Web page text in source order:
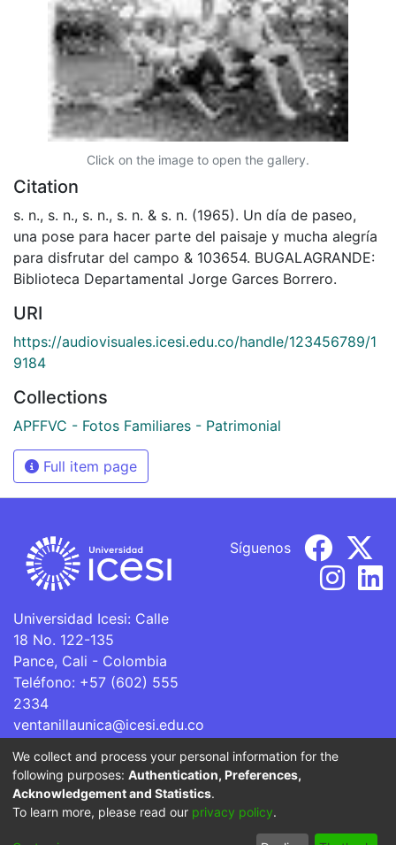
Click on the image to open the gallery.
Citation
s. n., s. n., s. n., s. n. & s. n. (1965). Un día de paseo,
una pose para hacer parte del paisaje y mucha alegría
para disfrutar del campo & 103654. BUGALAGRANDE:
Biblioteca Departamental Jorge Garces Borrero.
URI
https://audiovisuales.icesi.edu.co/handle/123456789/1
9184
Collections
APFFVC - Fotos Familiares - Patrimonial
Full item page
Universidad Icesi: Calle
18 No. 122-135
Pance, Cali - Colombia
Teléfono: +57 (602) 555
2334
ventanillaunica@icesi.edu.co
Síguenos
La Universidad Icesi es una Institución de Educación
Superior que se encuentra sujeta a inspección y vigilancia
por parte del Ministerio de Educación Nacional.
Cookie End User Send
We collect and process your personal information for the
following purposes: Authentication, Preferences,
Acknowledgement and Statistics.
To learn more, please read our privacy policy.